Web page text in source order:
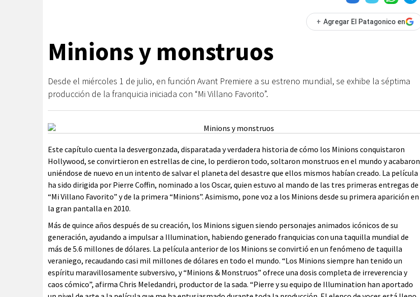
+ Agregar El Patagonico en
Minions y monstruos
Desde el miércoles 1 de julio, en función Avant Premiere a su estreno mundial, se exhibe la séptima
producción de la franquicia iniciada con “Mi Villano Favorito”.
Este capítulo cuenta la desvergonzada, disparatada y verdadera historia de cómo los Minions conquistaron
Hollywood, se convirtieron en estrellas de cine, lo perdieron todo, soltaron monstruos en el mundo y acabaron
uniéndose de nuevo en un intento de salvar el planeta del desastre que ellos mismos habían creado. La película
ha sido dirigida por Pierre Coffin, nominado a los Oscar, quien estuvo al mando de las tres primeras entregas de
“Mi Villano Favorito” y de la primera “Minions”. Asimismo, pone voz a los Minions desde su primera aparición en
la gran pantalla en 2010.
Más de quince años después de su creación, los Minions siguen siendo personajes animados icónicos de su
generación, ayudando a impulsar a Illumination, habiendo generado franquicias con una taquilla mundial de
más de 5.6 millones de dólares. La película anterior de los Minions se convirtió en un fenómeno de taquilla
veraniego, recaudando casi mil millones de dólares en todo el mundo. “Los Minions siempre han tenido un
espíritu maravillosamente subversivo, y “Minions & Monstruos” ofrece una dosis completa de irreverencia y
caos cómico”, afirma Chris Meledandri, productor de la sada. “Pierre y su equipo de Illumination han aportado